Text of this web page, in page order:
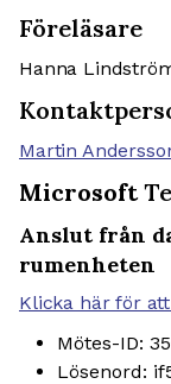
Föreläsare
Hanna
Martin
Microsoft
Anslut från
rumenheten
Klicka här för
Mötes-ID:
Lösenord: